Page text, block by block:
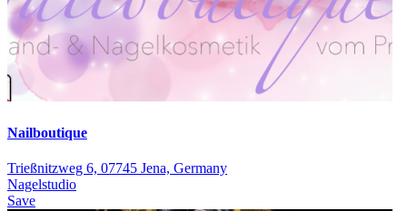
Nailboutique
Trießnitzweg 6, 07745 Jena, Germany
Nagelstudio
Save